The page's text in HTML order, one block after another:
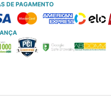
DE PAGAMENTO